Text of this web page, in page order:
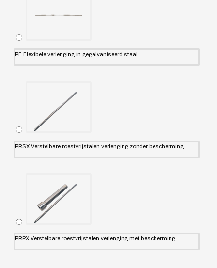
PF Flexibele verlenging in gegalvaniseerd staal
PRSX Verstelbare roestvrijstalen verlenging zonder bescherming
PRPX Verstelbare roestvrijstalen verlenging met bescherming